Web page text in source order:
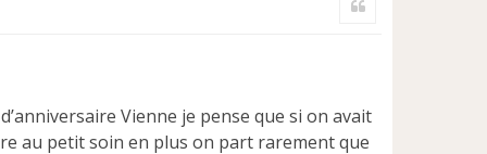
Vienne je pense que si on avait
au petit soin en plus on part rarement que